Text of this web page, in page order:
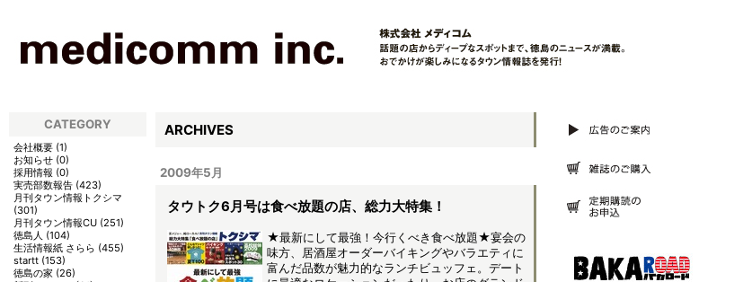
ARCHIVES
2009年5月
タウトク6月号は食べ放題の店、総力大特集！
★最新にして最強！今行くべき食べ放題★宴会の
味方、居酒屋オーダーバイキングやバラエティに
富んだ品数が魅力的なランチビュッフェ。デート
CATEGORY
会社概要 (1)
お知らせ (0)
採用情報 (0)
実売部数報告 (423)
月刊タウン情報トクシマ
(301)
月刊タウン情報CU (251)
徳島人 (104)
生活情報紙 さらら (455)
startt (153)
徳島の家 (26)